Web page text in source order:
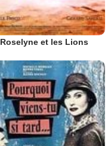
Roselyne et les Lions